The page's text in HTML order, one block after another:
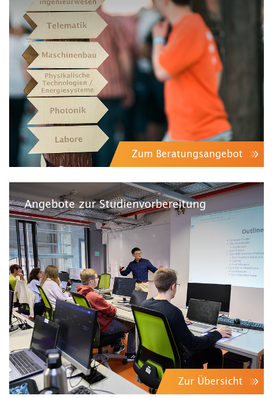
Zum Beratungsangebot
Angebote zur Studienvorbereitung
Zur Übersicht